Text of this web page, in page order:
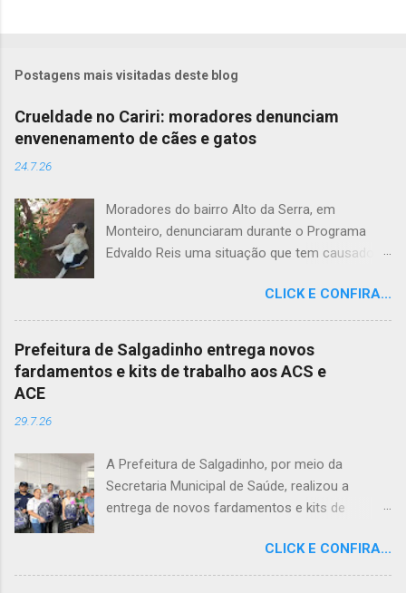
Postagens mais visitadas deste blog
Crueldade no Cariri: moradores denunciam
envenenamento de cães e gatos
24.7.26
Moradores do bairro Alto da Serra, em
Monteiro, denunciaram durante o Programa
Edvaldo Reis uma situação que tem causado
e gatos estariam sendo envenenados na
comunidade, provocando mortes marcadas
por intenso sofrimento dos animais. De acordo
com uma moradora, os casos vêm se
comoveu vizinhos e evidenciou a gravidade da
situação. Além da dor causada aos tutores dos
animais, o envenenamento representa um risco
outros animais e até crianças que, porventura,
tenham contato com substâncias tóxicas
CLICK E CONFIRA...
Prefeitura de Salgadinho entrega novos
fardamentos e kits de trabalho aos ACS e
ACE
29.7.26
A Prefeitura de Salgadinho, por meio da
Secretaria Municipal de Saúde, realizou a
entrega de novos fardamentos e kits de
(ACS) e aos Agentes de Combate às Endemias
(ACE). A iniciativa reforça o compromisso da
CLICK E CONFIRA...